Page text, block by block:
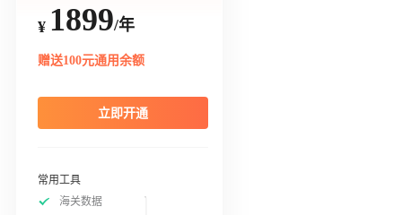
¥ 1899/年
赠送100元通用余额
立即开通
常用工具
海关数据